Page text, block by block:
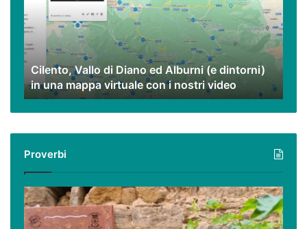
ed
Alburni
(e
dintorni)
una
mappa
virtuale
nostri
video
Cilento, Vallo di Diano ed Alburni (e dintorni)
in una mappa virtuale con i nostri video
Proverbi
Podcast
–
I